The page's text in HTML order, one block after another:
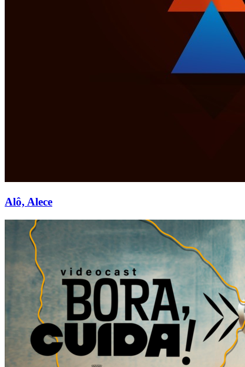
Alô, Alece